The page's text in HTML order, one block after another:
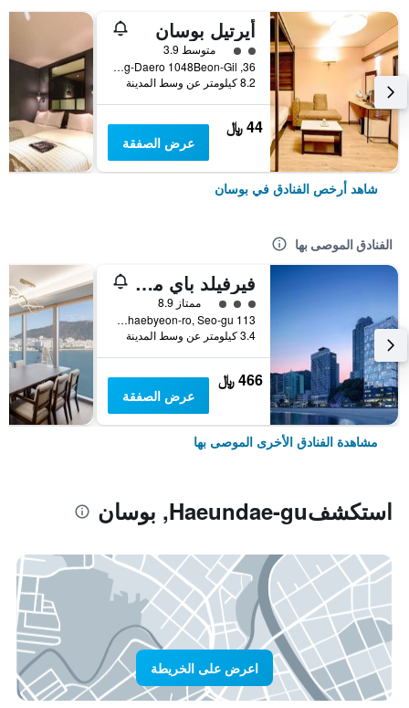
أيرتيل بوسان
تقييم فئة 2متوسط 3.9
36, Nakdong-Daero 1048Beon-Gil, بوسان, كوريا الجنوبية
8.2 كيلومتر عن وسط المدينة
44 ﷼
عرض الصفقة
شاهد أرخص الفنادق في بوسان
الفنادق الموصى بها
فيرفيلد باي ماريوت بوسان سونجدو بيتش
تقييم فئة 3ممتاز 8.9
113 Songdohaebyeon-ro, Seo-gu, بوسان, كوريا الجنوبية
3.4 كيلومتر عن وسط المدينة
466 ﷼
عرض الصفقة
مشاهدة الفنادق الأخرى الموصى بها
استكشفHaeundae-gu, بوسان
اعرض على الخريطة